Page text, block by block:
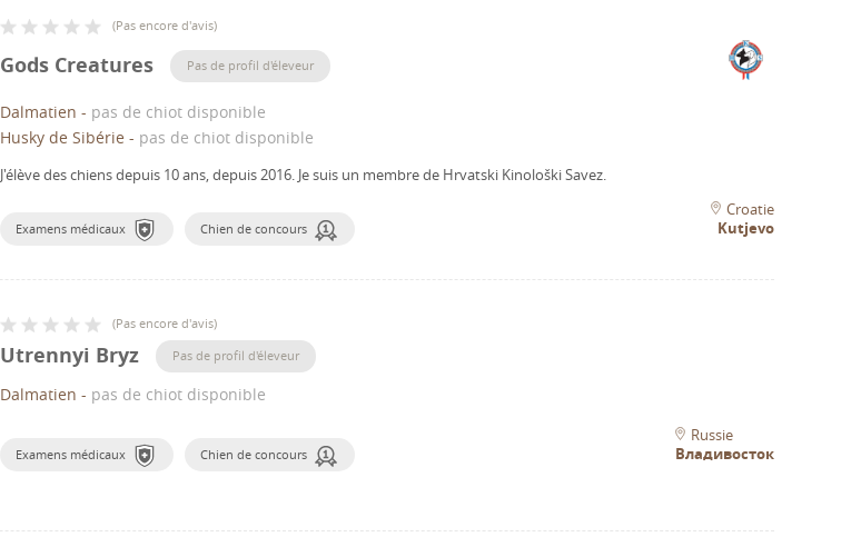
(Pas encore d'avis)
Gods Creatures Pas de profil d'éleveur
Dalmatien - pas de chiot disponible
Husky de Sibérie - pas de chiot disponible
J'élève des chiens depuis 10 ans, depuis 2016. Je suis un membre de Hrvatski Kinološki Savez.
Examens médicaux Chien de concours
Croatie
Kutjevo
(Pas encore d'avis)
Utrennyi Bryz Pas de profil d'éleveur
Dalmatien - pas de chiot disponible
Examens médicaux Chien de concours
Russie
Владивосток